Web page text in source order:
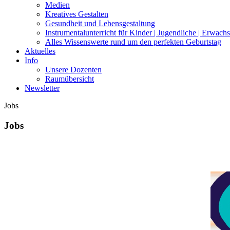
Medien
Kreatives Gestalten
Gesundheit und Lebensgestaltung
Instrumentalunterricht für Kinder | Jugendliche |
Alles Wissenswerte rund um den perfekten Geburtstag
Aktuelles
Info
Unsere Dozenten
Raumübersicht
Newsletter
Jobs
Jobs